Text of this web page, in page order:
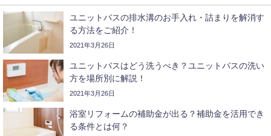
ユニットバスの排水溝のお手入れ・詰まりを解消す
る方法をご紹介！
2021年3月26日
ユニットバスはどう洗うべき？ユニットバスの洗い
方を場所別に解説！
2021年3月26日
浴室リフォームの補助金が出る？補助金を活用でき
る条件とは何？